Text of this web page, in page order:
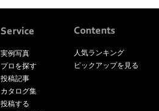
実例写真
プロを探す
投稿記事
カタログ集
投稿する
人気ランキング
ピックアップを見る